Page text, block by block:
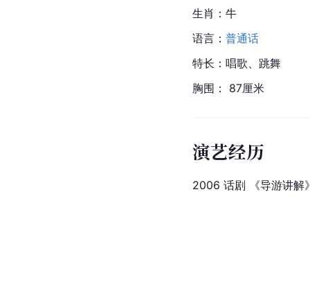
生肖：牛
语言： 普通话
特长：唱歌、跳舞
胸围： 87厘米
演艺经历
2006 话剧 《导游讲解